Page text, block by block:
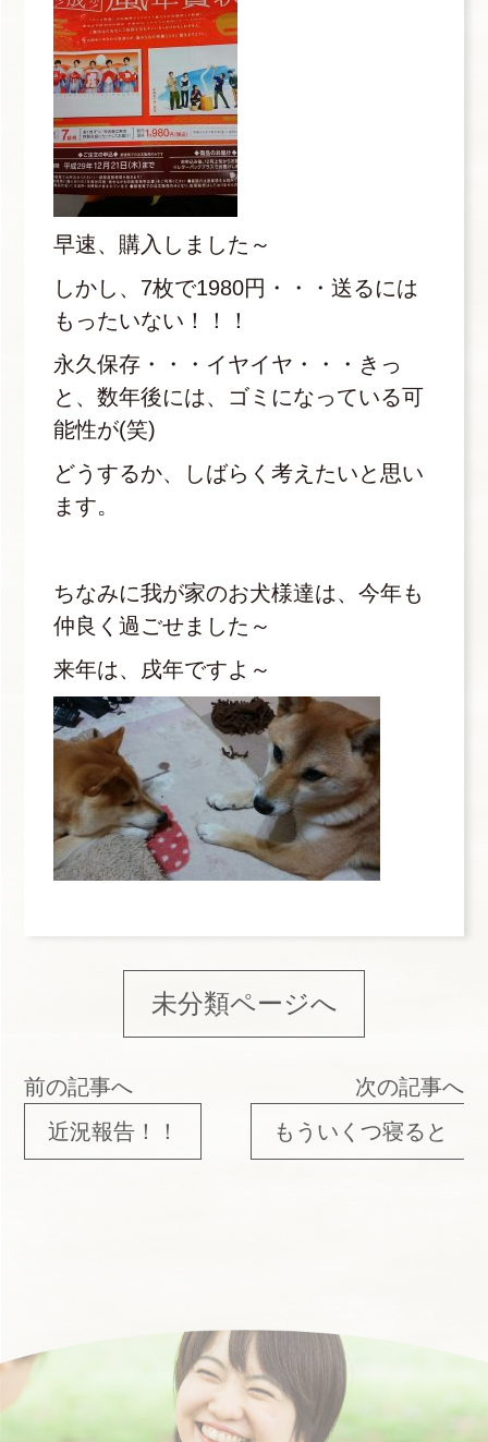
早速、購入しました～
しかし、7枚で1980円・・・送るには
もったいない！！！
永久保存・・・イヤイヤ・・・きっ
と、数年後には、ゴミになっている可
能性が(笑)
どうするか、しばらく考えたいと思い
ます。
ちなみに我が家のお犬様達は、今年も
仲良く過ごせました～
来年は、戌年ですよ～
未分類ページへ
前の記事へ
近況報告！！
次の記事へ
もういくつ寝ると